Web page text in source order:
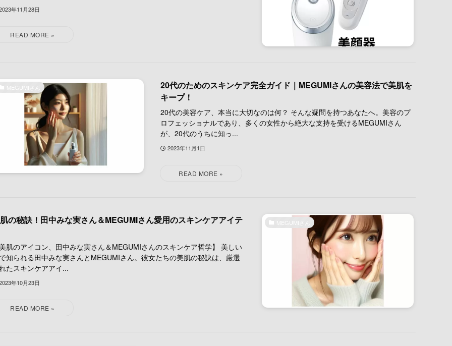
年11月28日
MEGUMIさん
20代のためのスキンケア完全ガイド｜MEGUMIさんの美容法で美肌を
キープ！
20代の美容ケア、本当に大切なのは何？ そんな疑問を持つあなたへ。美容のプ
ロフェッショナルであり、多くの女性から絶大な支持を受けるMEGUMIさん
が、20代のうちに知っ...
2023年11月1日
MEGUMIさん
の秘訣！田中みな実さん＆MEGUMIさん愛用のスキンケアアイテ
美肌のアイコン、田中みな実さん＆MEGUMIさんのスキンケア哲学】 美しい
知られる田中みな実さんとMEGUMIさん。彼女たちの美肌の秘訣は、厳選
たスキンケアアイ...
年10月23日